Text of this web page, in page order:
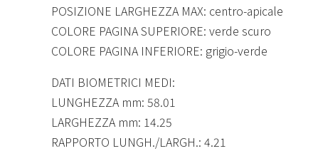
POSIZIONE LARGHEZZA MAX: centro-apicale
COLORE PAGINA SUPERIORE: verde scuro
COLORE PAGINA INFERIORE: grigio-verde
DATI BIOMETRICI MEDI:
LUNGHEZZA mm: 58.01
LARGHEZZA mm: 14.25
RAPPORTO LUNGH./LARGH.: 4.21